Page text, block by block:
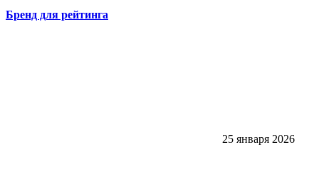
Бренд для рейтинга
25 января 2026